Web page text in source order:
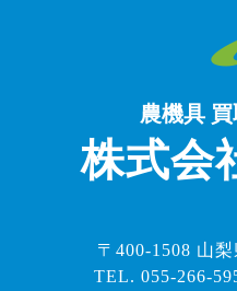
農機具
株式会
〒400-1508 山
TEL. 055-266-